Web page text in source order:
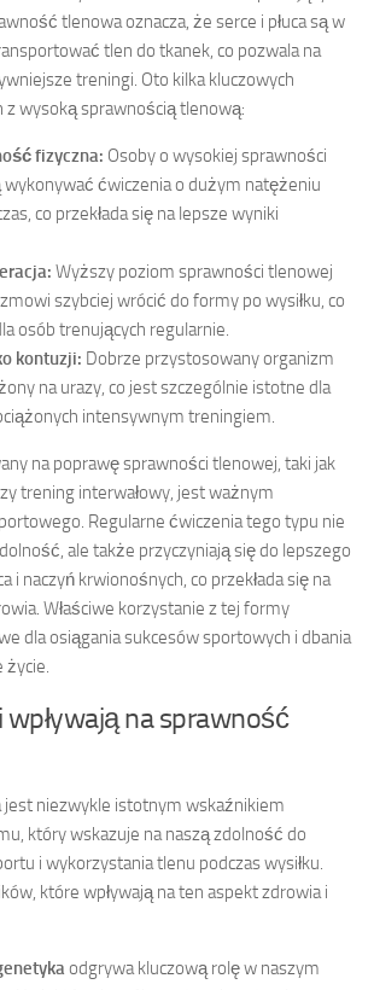
tlenowa oznacza, że serce i płuca są w
tlen do tkanek, co pozwala na
treningi. Oto kilka kluczowych
z wysoką sprawnością tlenową:
fizyczna: Osoby o wysokiej sprawności
ćwiczenia o dużym natężeniu
co przekłada się na lepsze wyniki
Wyższy poziom sprawności tlenowej
szybciej wrócić do formy po wysiłku, co
osób trenujących regularnie.
kontuzji: Dobrze przystosowany organizm
na urazy, co jest szczególnie istotne dla
intensywnym treningiem.
na poprawę sprawności tlenowej, taki jak
trening interwałowy, jest ważnym
Regularne ćwiczenia tego typu nie
ale także przyczyniają się do lepszego
i naczyń krwionośnych, co przekłada się na
Właściwe korzystanie z tej formy
dla osiągania sukcesów sportowych i dbania
życie.
wpływają na sprawność
niezwykle istotnym wskaźnikiem
który wskazuje na naszą zdolność do
i wykorzystania tlenu podczas wysiłku.
które wpływają na ten aspekt zdrowia i
odgrywa kluczową rolę w naszym